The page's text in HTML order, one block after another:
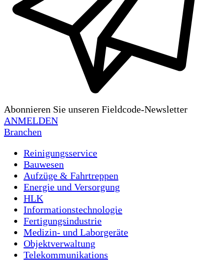
Abonnieren Sie unseren Fieldcode-Newsletter
ANMELDEN
Branchen
Reinigungsservice
Bauwesen
Aufzüge & Fahrtreppen
Energie und Versorgung
HLK
Informationstechnologie
Fertigungsindustrie
Medizin- und Laborgeräte
Objektverwaltung
Telekommunikations